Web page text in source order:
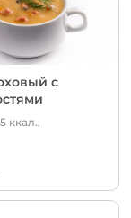
с
ккал.,